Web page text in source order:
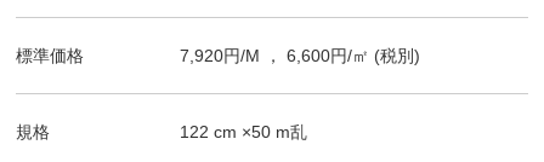
標準価格 7,920円/M ，6,600円/㎡ (税別)
規格 122 cm ×50 m乱